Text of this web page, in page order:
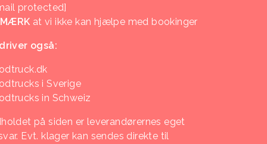
protected]
at vi ikke kan hjælpe med bookinger
også:
i Sverige
in Schweiz
på siden er leverandørernes eget
Evt. klager kan sendes direkte til